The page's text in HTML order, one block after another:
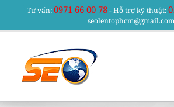
content
Tư vấn:0971 66 00 78- Hỗ trợ kỹ thuật:
seolentophcm@gmail.com